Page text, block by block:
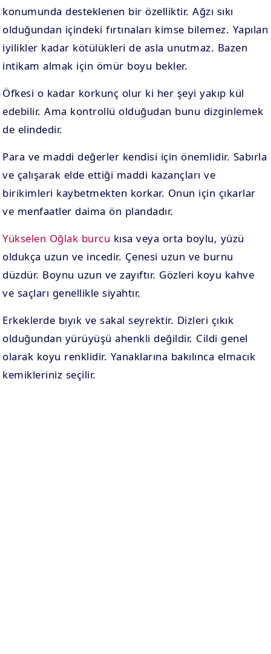
konumunda desteklenen bir özelliktir. Ağzı sıkı
olduğundan içindeki fırtınaları kimse bilemez. Yapılan
iyilikler kadar kötülükleri de asla unutmaz. Bazen
intikam almak için ömür boyu bekler.
Öfkesi o kadar korkunç olur ki her şeyi yakıp kül
edebilir. Ama kontrollü olduğudan bunu dizginlemek
de elindedir.
Para ve maddi değerler kendisi için önemlidir. Sabırla
ve çalışarak elde ettiği maddi kazançları ve
birikimleri kaybetmekten korkar. Onun için çıkarlar
ve menfaatler daima ön plandadır.
Yükselen Oğlak burcu kısa veya orta boylu, yüzü
oldukça uzun ve incedir. Çenesi uzun ve burnu
düzdür. Boynu uzun ve zayıftır. Gözleri koyu kahve
ve saçları genellikle siyahtır.
Erkeklerde bıyık ve sakal seyrektir. Dizleri çıkık
olduğundan yürüyüşü ahenkli değildir. Cildi genel
olarak koyu renklidir. Yanaklarına bakılınca elmacık
kemikleriniz seçilir.